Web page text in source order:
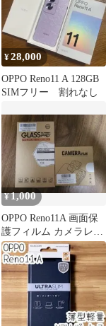
TPU バンパー フレキシ
ブル 透明カバー オッポ
リノ 11a スマホケース
¥28,000
OPPO Reno11 A 128GB
SIMフリー 割れなし
¥1,000
OPPO Reno11A 画面保
護フィルム カメラレン
ズ保護 セット